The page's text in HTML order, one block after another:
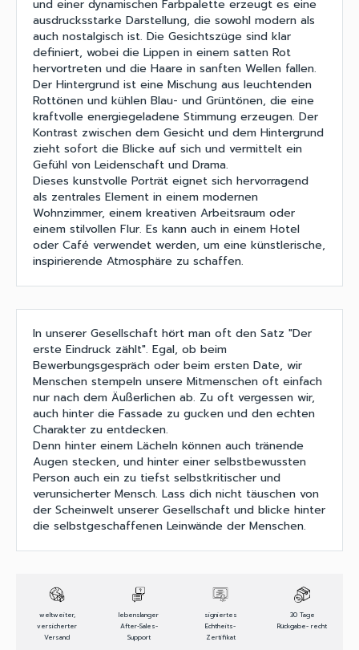
und einer dynamischen Farbpalette erzeugt es eine
ausdrucksstarke Darstellung, die sowohl modern als
auch nostalgisch ist. Die Gesichtszüge sind klar
definiert, wobei die Lippen in einem satten Rot
hervortreten und die Haare in sanften Wellen fallen.
Der Hintergrund ist eine Mischung aus leuchtenden
Rottönen und kühlen Blau- und Grüntönen, die eine
kraftvolle energiegeladene Stimmung erzeugen. Der
Kontrast zwischen dem Gesicht und dem Hintergrund
zieht sofort die Blicke auf sich und vermittelt ein
Gefühl von Leidenschaft und Drama.
Dieses kunstvolle Porträt eignet sich hervorragend
als zentrales Element in einem modernen
Wohnzimmer, einem kreativen Arbeitsraum oder
einem stilvollen Flur. Es kann auch in einem Hotel
oder Café verwendet werden, um eine künstlerische,
inspirierende Atmosphäre zu schaffen.
In unserer Gesellschaft hört man oft den Satz "Der
erste Eindruck zählt". Egal, ob beim
Bewerbungsgespräch oder beim ersten Date, wir
Menschen stempeln unsere Mitmenschen oft einfach
nur nach dem Äußerlichen ab. Zu oft vergessen wir,
auch hinter die Fassade zu gucken und den echten
Charakter zu entdecken.
Denn hinter einem Lächeln können auch tränende
Augen stecken, und hinter einer selbstbewussten
Person auch ein zu tiefst selbstkritischer und
verunsicherter Mensch. Lass dich nicht täuschen von
der Scheinwelt unserer Gesellschaft und blicke hinter
die selbstgeschaffenen Leinwände der Menschen.
weltweiter,
versicherter
Versand
lebenslanger
After-Sales-
Support
signiertes
Echtheits-
Zertifikat
30 Tage
Rückgabe- recht